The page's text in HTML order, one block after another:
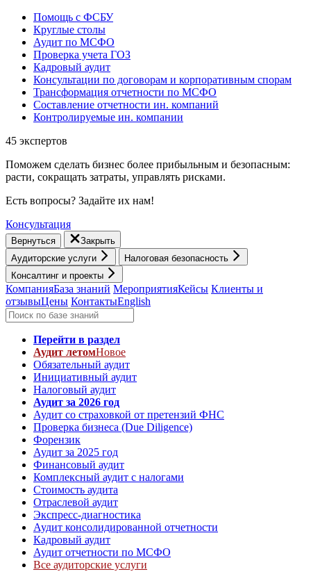
Помощь с ФСБУ
Круглые столы
Аудит по МСФО
Проверка учета ГОЗ
Кадровый аудит
Консультации по договорам и корпоративным спорам
Трансформация отчетности по МСФО
Составление отчетности ин. компаний
Контролируемые ин. компании
45 экспертов
Поможем сделать бизнес более прибыльным и безопасным:
расти, cокращать затраты, управлять рисками.
Есть вопросы? Задайте их нам!
Консультация
Вернуться
Закрыть
Аудиторские услуги
Налоговая безопасность
Консалтинг и проекты
КомпанияБаза знаний МероприятияКейсы Клиенты и
отзывыЦены КонтактыEnglish
Перейти в раздел
Аудит летомНовое
Обязательный аудит
Инициативный аудит
Налоговый аудит
Аудит за 2026 год
Аудит со страховкой от претензий ФНС
Проверка бизнеса (Due Diligence)
Форензик
Аудит за 2025 год
Финансовый аудит
Комплексный аудит с налогами
Стоимость аудита
Отраслевой аудит
Экспресс-диагностика
Аудит консолидированной отчетности
Кадровый аудит
Аудит отчетности по МСФО
Все аудиторские услуги